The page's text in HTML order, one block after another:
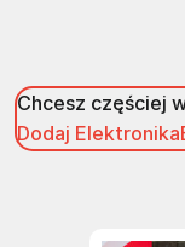
Chcesz częściej
Dodaj